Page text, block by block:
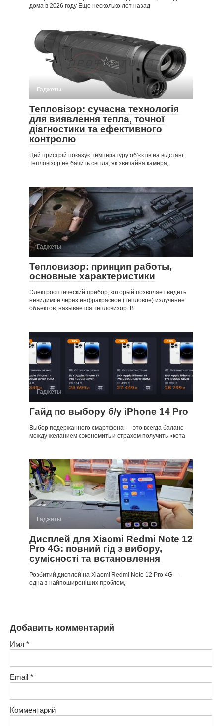
дома в 2026 году Еще несколько лет назад
Гаджеты
Тепловізор: сучасна технологія
для виявлення тепла, точної
діагностики та ефективного
контролю
Цей пристрій показує температуру об’єктів на відстані.
Тепловізор не бачить світла, як звичайна камера,
Гаджеты
Тепловизор: принцип работы,
основные характеристики
Электрооптический прибор, который позволяет видеть
невидимое через инфракрасное (тепловое) излучение
объектов, называется тепловизор. В
Гаджеты
Гайд по выбору б/у iPhone 14 Pro
Выбор подержанного смартфона — это всегда баланс
между желанием сэкономить и страхом получить «кота
Гаджеты
Дисплей для Xiaomi Redmi Note 12
Pro 4G: повний гід з вибору,
сумісності та встановлення
Розбитий дисплей на Xiaomi Redmi Note 12 Pro 4G —
одна з найпоширеніших проблем,
Добавить комментарий
Имя *
Email *
Комментарий